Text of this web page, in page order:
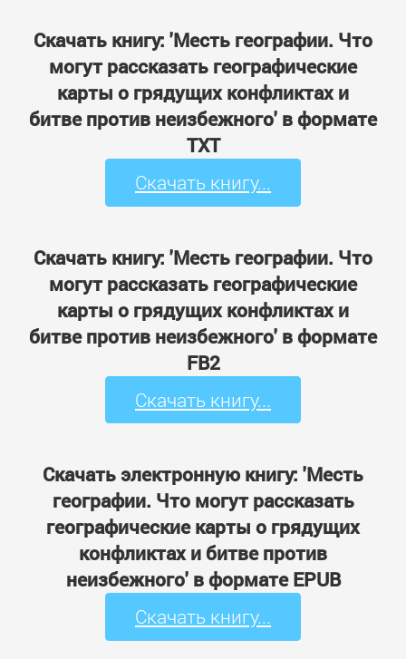
Скачать книгу: 'Месть географии. Что
могут рассказать географические
карты о грядущих конфликтах и
битве против неизбежного' в формате
TXT
Скачать книгу...
Скачать книгу: 'Месть географии. Что
могут рассказать географические
карты о грядущих конфликтах и
битве против неизбежного' в формате
FB2
Скачать книгу...
Скачать электронную книгу: 'Месть
географии. Что могут рассказать
географические карты о грядущих
конфликтах и битве против
неизбежного' в формате EPUB
Скачать книгу...